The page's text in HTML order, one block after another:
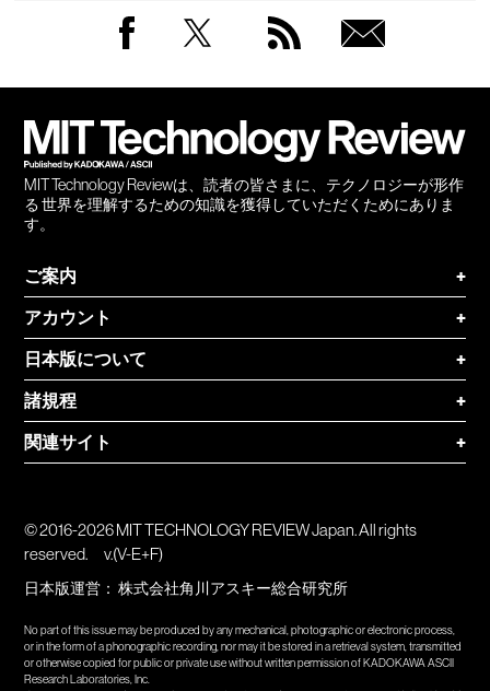
MIT Technology Reviewは、読者の皆さまに、テクノロジーが形作
る 世界を理解するための知識を獲得していただくためにありま
す。
ご案内
+
アカウント
+
日本版について
+
諸規程
+
関連サイト
+
© 2016-2026 MIT TECHNOLOGY REVIEW Japan. All rights
reserved.
v.(V-E+F)
日本版運営：株式会社角川アスキー総合研究所
No part of this issue may be produced by any mechanical, photographic or electronic process,
or in the form of a phonographic recording, nor may it be stored in a retrieval system, transmitted
or otherwise copied for public or private use without written permission of KADOKAWA ASCII
Research Laboratories, Inc.